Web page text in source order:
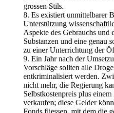
grossen Stils.
8. Es existiert unmittelbarer
Unterstützung
Aspekte des Gebrauchs und
Substanzen und eine genau
zu einer Unterrichtung der
9. Ein Jahr nach der
Vorschläge sollten alle
entkriminalisiert werden.
nicht mehr, die Regierung
Selbstkostenpreis plus
verkaufen; diese Gelder
Fonds fliessen, mit dem die